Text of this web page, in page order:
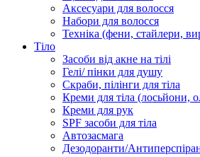
Аксесуари для волосся
Набори для волосся
Техніка (фени, стайлери,
Тіло
Засоби від акне на тілі
Гелі/ пінки для душу
Скраби, пілінги для тіла
Креми для тіла (лосьйони,
Креми для рук
SPF засоби для тіла
Автозасмага
Дезодоранти/